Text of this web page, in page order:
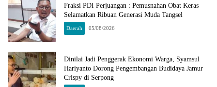
Fraksi PDI Perjuangan : Pemusnahan Obat Keras
Selamatkan Ribuan Generasi Muda Tangsel
Daerah 05/08/2026
Dinilai Jadi Penggerak Ekonomi Warga, Syamsul
Hariyanto Dorong Pengembangan Budidaya Jamur
Crispy di Serpong